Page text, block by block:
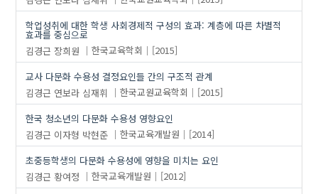
학업성취에 대한 학생 사회경제적 구성의 효과: 계층에 따른 차별적
효과를 중심으로
김경근 장희원 한국교육학회
[2015]
교사 다문화 수용성 결정요인들 간의 구조적 관계
김경근 연보라 심재휘 한국교원교육학회
[2015]
한국 청소년의 다문화 수용성 영향요인
김경근 이자형 박현준 한국교육개발원
[2014]
초중등학생의 다문화 수용성에 영향을 미치는 요인
김경근 황여정 한국교육개발원
[2012]